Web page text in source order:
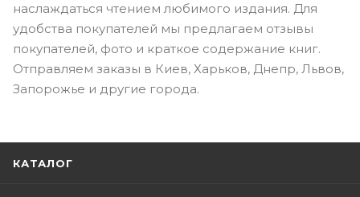
наслаждаться чтением любимого издания. Для
удобства покупателей мы предлагаем отзывы
покупателей, фото и краткое содержание книг.
Отправляем заказы в Киев, Харьков, Днепр, Львов,
Запорожье и другие города.
КАТАЛОГ